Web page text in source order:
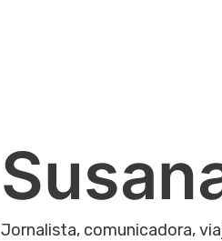
Jornalista, comunicadora,